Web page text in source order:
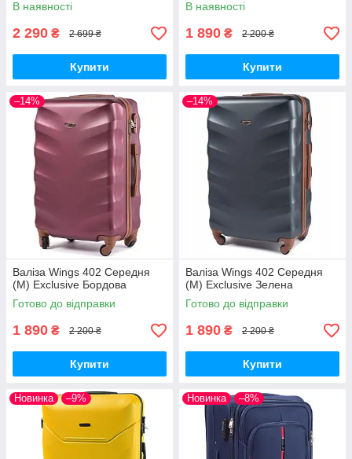
В наявності
2 290 ₴ 2 699 ₴
Купити
В наявності
1 890 ₴ 2 200 ₴
Купити
–14%
Валіза Wings 402 Середня
(M) Exclusive Бордова
Готово до відправки
1 890 ₴ 2 200 ₴
Купити
–14%
Валіза Wings 402 Середня
(M) Exclusive Зелена
Готово до відправки
1 890 ₴ 2 200 ₴
Купити
Новинка –9% Новинка –8%